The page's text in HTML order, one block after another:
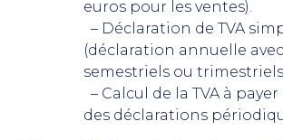
euros pour les ventes).
– Déclaration de TVA
(déclaration annuelle
semestriels ou
– Calcul de la TVA à
des déclarations